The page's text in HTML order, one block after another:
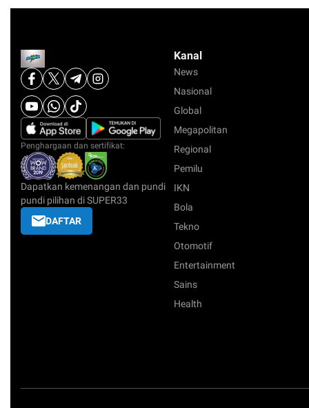
Penghargaan dan sertifikat:
Dapatkan kemenangan dan pundi
pundi pilihan di SUPER33
DAFTAR
Kanal
News
Nasional
Global
Megapolitan
Regional
Pemilu
IKN
Bola
Tekno
Otomotif
Entertainment
Sains
Health